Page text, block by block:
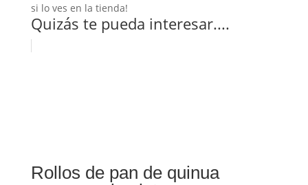
si lo ves en la tienda!
Quizás te pueda interesar....
Rollos de pan de quinua